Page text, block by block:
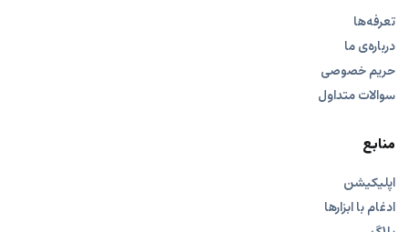
تعرفه‌ها
درباره‌ی ما
حریم خصوصی
سوالات متداول
منابع
اپلیکیشن
ادغام با ابزارها